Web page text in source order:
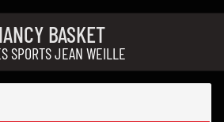
BASKET
SPORTS JEAN WEILLE